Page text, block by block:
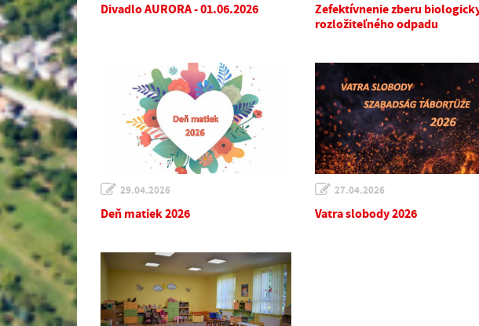
Divadlo AURORA - 01.06.2026
Zefektívnenie zberu
rozložiteľného odpadu
29.04.2026
Deň matiek 2026
27.04.2026
Vatra slobody 2026